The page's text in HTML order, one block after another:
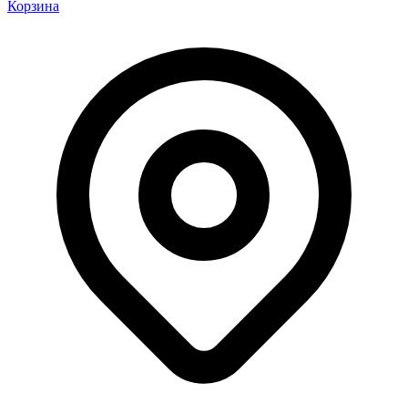
Корзина